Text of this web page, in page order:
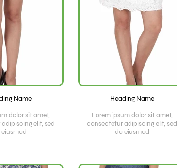
Name
dolor sit amet,
elit, sed
Heading Name
Lorem ipsum dolor sit amet,
consectetur adipiscing elit, sed
do eiusmod